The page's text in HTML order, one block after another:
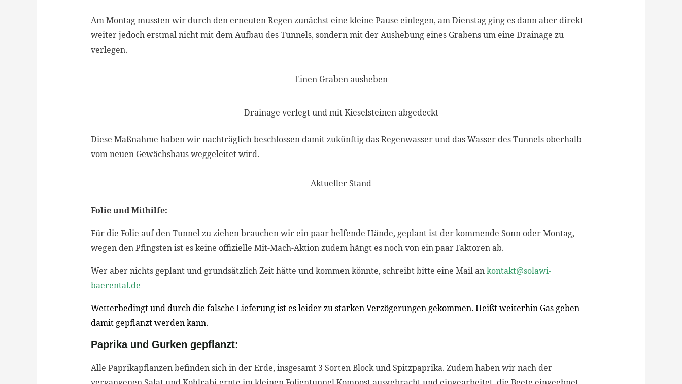
Am Montag mussten wir durch den erneuten Regen zunächst eine kleine Pause einlegen, am Dienstag ging es dann aber direkt
weiter jedoch erstmal nicht mit dem Aufbau des Tunnels, sondern mit der Aushebung eines Grabens um eine Drainage zu
verlegen.
Einen Graben ausheben
Drainage verlegt und mit Kieselsteinen abgedeckt
Diese Maßnahme haben wir nachträglich beschlossen damit zukünftig das Regenwasser und das Wasser des Tunnels oberhalb
vom neuen Gewächshaus weggeleitet wird.
Aktueller Stand
Folie und Mithilfe:
Für die Folie auf den Tunnel zu ziehen brauchen wir ein paar helfende Hände, geplant ist der kommende Sonn oder Montag,
wegen den Pfingsten ist es keine offizielle Mit-Mach-Aktion zudem hängt es noch von ein paar Faktoren ab.
Wer aber nichts geplant und grundsätzlich Zeit hätte und kommen könnte, schreibt bitte eine Mail ankontakt@solawi-
baerental.de
Wetterbedingt und durch die falsche Lieferung ist es leider zu starken Verzögerungen gekommen. Heißt weiterhin Gas geben
damit gepflanzt werden kann.
Paprika und Gurken gepflanzt:
Alle Paprikapflanzen befinden sich in der Erde, insgesamt 3 Sorten Block und Spitzpaprika. Zudem haben wir nach der